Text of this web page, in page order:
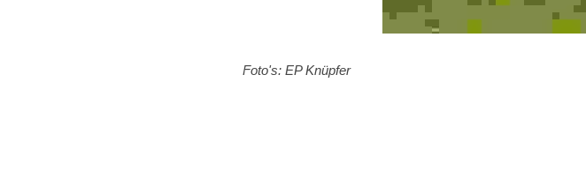
Foto's: EP Knüpfer